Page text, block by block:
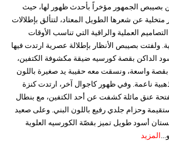
بصيبص الجمهور مؤخراً بأحدث ظهور لها، حيث
عن شعرها الطويل المعتاد، لتتألق بإطلالات
العملية والراقية التي تناسب الأوقات
ولفتت بصيبص الأنظار بإطلالة عصرية ارتدت فيها
الداكن بقصة كورسيه ضيقة مكشوفة الكتفين،
بقصة واسعة، ونسقت معه حقيبة يد صغيرة باللون
ناعمة. وفي ظهور كاجوال آخر، ارتدت كنزة
بفتحة عنق مائلة كشفت عن أحد الكتفين، مع بنطال
وحزام جلدي رفيع باللون البني. وعلى صعيد
أسود طويل تميز بقصّة الكورسيه العلوية
المزيد